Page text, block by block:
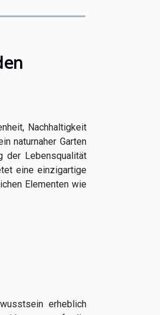
Nachhaltigkeit
naturnaher Garten
der Lebensqualität
eine einzigartige
Elementen wie
erheblich